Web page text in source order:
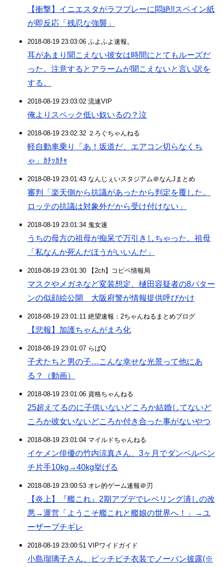
【衝撃】イニエスタがラフプレーに悶絶!!スペイン紙
が即反応「残忍な強襲」
2018-08-19 23:03:06 ふよふよ速報。
耳があまり聞こえない彼女は時間にとてもルーズだ
った。注意するとアラームが聞こえないと言い訳を
する。
2018-08-19 23:03:02 流速VIP
俺よりスペック低い奴いるの？泣
2018-08-19 23:02:32 ２ろぐちゃんねる
軽自動車乗り「あ！坂道だ、エアコン切らなくち
ゃ」ｶﾁｯｶﾁｬ
2018-08-19 23:01:43 なんじぇいスタジアム＠なんJまとめ
審判「楽天側から抗議があったから判定を覆した。
ロッテの抗議は対象外だから受け付けない」
2018-08-19 23:01:34 鬼女速
うちの母方の祖母が痴呆で万引きしちゃった。祖母
「私なんか死んだほうがいいんだ」
2018-08-19 23:01:30 【2ch】コピペ情報局
マスクやメガネなど変装想定、樋田容疑者の8パター
ンの似顔絵公開 大阪府警が情報提供呼びかけ
2018-08-19 23:01:11 絶望速報：2ちゃんねるまとめブログ
【悲報】加護ちゃんがまろ化
2018-08-19 23:01:07 らばQ
子犬たちと男の子…こんな幸せな光景って他にあ
る？（動画）
2018-08-19 23:01:06 資格ちゃんねる
25超えてるのに子供いないどころか結婚してないど
ころか彼女いないどころか付き合った事がないやつ
2018-08-19 23:01:04 マイルドちゃんねる
イケメン俳優の竹内涼真さん、3ヶ月でダンベルベン
チ片手10kg→40kg挙げる
2018-08-19 23:00:53 オレ的ゲーム速報＠刃
【炎上】『艦これ』2期アプデでレベリング潰しの改
悪→運営「ようこそ艦これと艦娘の世界へ！」→ユ
ーザーブチギレ
2018-08-19 23:00:51 VIPワイドガイド
小島瑠璃子さん、ピッチピチ衣装でノーバン披露(※